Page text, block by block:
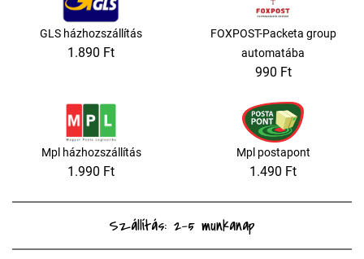
GLS házhozszállítás
1.890 Ft
FOXPOST-Packeta group
automatába
990 Ft
Mpl házhozszállítás
1.990 Ft
Mpl postapont
1.490 Ft
Szállítás: 2-5 munkanap